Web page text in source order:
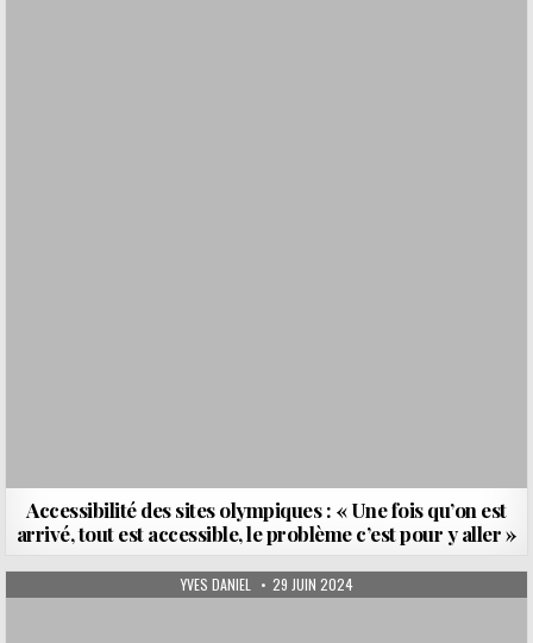
Accessibilité des sites olympiques : « Une fois qu’on est
arrivé, tout est accessible, le problème c’est pour y aller »
AUTHOR:
YVES DANIEL PUBLISHED DATE:
29 JUIN 2024